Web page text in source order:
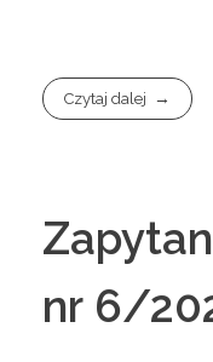
Czytaj dalej
nr 6/